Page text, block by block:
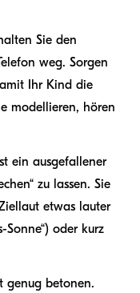
Sie den
weg. Sorgen
Ihr Kind die
modellieren, hören
ein ausgefallener
zu lassen. Sie
etwas lauter
Sonne“) oder kurz
genug betonen.